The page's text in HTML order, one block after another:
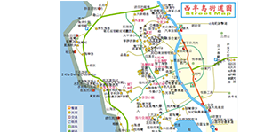
人，讓人喜歡。 從民宿來看~ 很乾淨的
品極簡也不失我們的喜好，房間的空間
可以好好放下身心的疲倦好好休息的地
自在，廚房很大又可以自理食材，開著
食材來烹調都覺得方便，更何況我們晚
裏烤肉享受這徐徐清風的夜晚，在這裏